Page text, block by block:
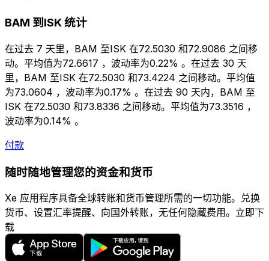
BAM 到ISK 统计
在过去 7 天里，BAM 至ISK 在72.5030 和72.9086 之间移
动。平均值为72.6617 ，波动率为0.22% 。在过去 30 天
里，BAM 至ISK 在72.5030 和73.4224 之间移动。平均值
为73.0604 ，波动率为0.17% 。在过去 90 天内，BAM 至
ISK 在72.5030 和73.8336 之间移动。平均值为73.3516 ，
波动率为0.14% 。
付款
随时随地管理您的资金和货币
Xe 应用程序具备全球转账和货币管理所需的一切功能。兑换
货币、设置汇率提醒、向国外转账，无任何隐藏费用。立即下
载